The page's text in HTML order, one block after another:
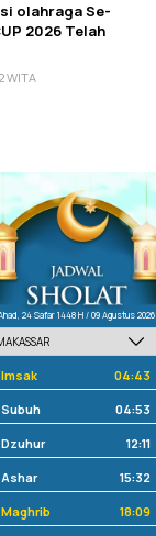
olahraga Se-
2026 Telah
WITA
24 Safar 1448 H / 09 Agustus 2026
Imsak 04:43
Subuh 04:53
Dzuhur 12:11
Ashar 15:32
Maghrib 18:09